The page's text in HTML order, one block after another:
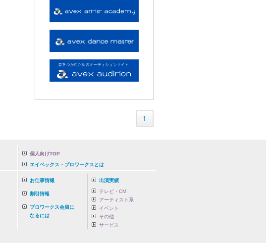
個人向けTOP
エイベックス・プロワークスとは
お仕事情報
割引情報
プロワークス会員に
なるには
出演実績
テレビ・CM
アーティスト系
イベント
その他
サービス